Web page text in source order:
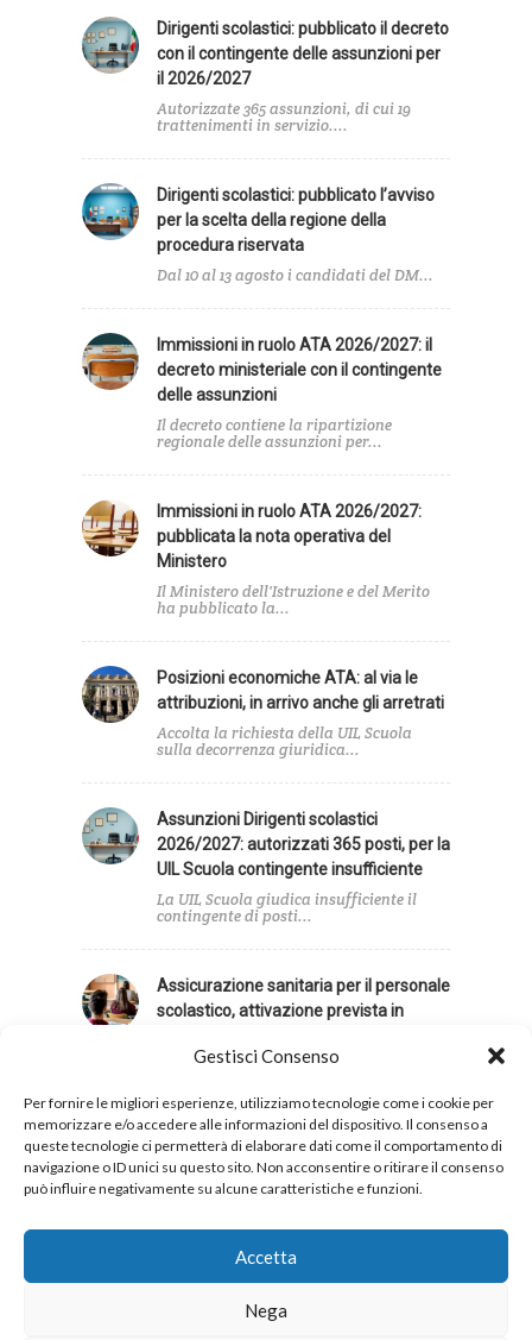
Gestisci Consenso
Per fornire le migliori esperienze, utilizziamo tecnologie come i cookie per
memorizzare e/o accedere alle informazioni del dispositivo. Il consenso a
queste tecnologie ci permetterà di elaborare dati come il comportamento di
navigazione o ID unici su questo sito. Non acconsentire o ritirare il consenso
può influire negativamente su alcune caratteristiche e funzioni.
Accetta
Nega
Dirigenti scolastici: pubblicato il decreto
con il contingente delle assunzioni per
il 2026/2027
Autorizzate 365 assunzioni, di cui 19
trattenimenti in servizio....
Dirigenti scolastici: pubblicato l’avviso
per la scelta della regione della
procedura riservata
Dal 10 al 13 agosto i candidati del DM...
Immissioni in ruolo ATA 2026/2027: il
decreto ministeriale con il contingente
delle assunzioni
Il decreto contiene la ripartizione
regionale delle assunzioni per...
Immissioni in ruolo ATA 2026/2027:
pubblicata la nota operativa del
Ministero
Il Ministero dell'Istruzione e del Merito
ha pubblicato la...
Posizioni economiche ATA: al via le
attribuzioni, in arrivo anche gli arretrati
Accolta la richiesta della UIL Scuola
sulla decorrenza giuridica...
Assunzioni Dirigenti scolastici
2026/2027: autorizzati 365 posti, per la
UIL Scuola contingente insufficiente
La UIL Scuola giudica insufficiente il
contingente di posti...
Assicurazione sanitaria per il personale
scolastico, attivazione prevista in
In data 6 agosto si è svolta l'informativa
Cookies